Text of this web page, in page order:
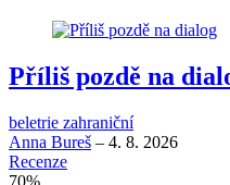
Příliš pozdě na
beletrie zahraniční
Anna Bureš – 4. 8. 2026
Recenze
70%